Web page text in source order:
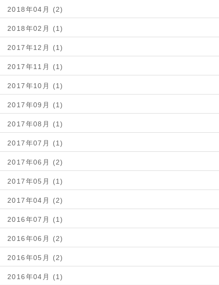
2018年04月 (2)
2018年02月 (1)
2017年12月 (1)
2017年11月 (1)
2017年10月 (1)
2017年09月 (1)
2017年08月 (1)
2017年07月 (1)
2017年06月 (2)
2017年05月 (1)
2017年04月 (2)
2016年07月 (1)
2016年06月 (2)
2016年05月 (2)
2016年04月 (1)